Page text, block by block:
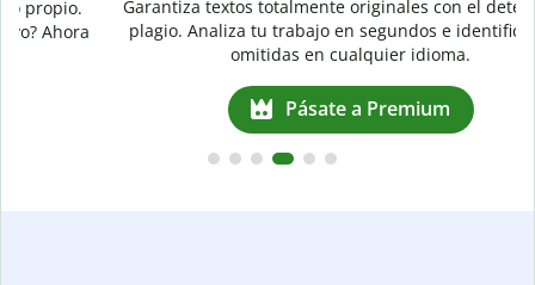
Garantiza textos totalmente originales con el detector de
plagio. Analiza tu trabajo en segundos e identifica citas
omitidas en cualquier idioma.
Pásate a Premium